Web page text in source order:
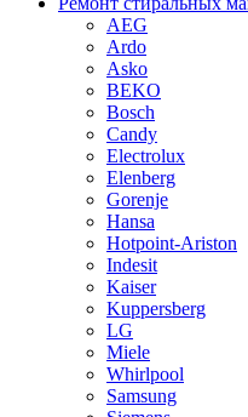
AEG
Ardo
Asko
BEKO
Bosch
Candy
Electrolux
Elenberg
Gorenje
Hansa
Hotpoint-Ariston
Indesit
Kaiser
Kuppersberg
LG
Miele
Whirlpool
Samsung